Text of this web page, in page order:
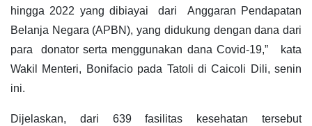
hingga 2022 yang dibiayai dari Anggaran Pendapatan
Belanja Negara (APBN), yang didukung dengan dana dari
para donator serta menggunakan dana Covid-19,” kata
Wakil Menteri, Bonifacio pada Tatoli di Caicoli Dili, senin
ini.
Dijelaskan, dari 639 fasilitas kesehatan tersebut